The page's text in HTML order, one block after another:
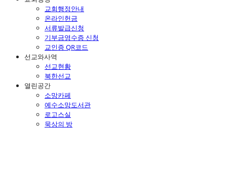
교회행정안내
온라인헌금
서류발급신청
기부금영수증 신청
교인증 QR코드
선교와사역
선교현황
북한선교
열린공간
소망카페
예수소망도서관
로고스실
묵상의 방